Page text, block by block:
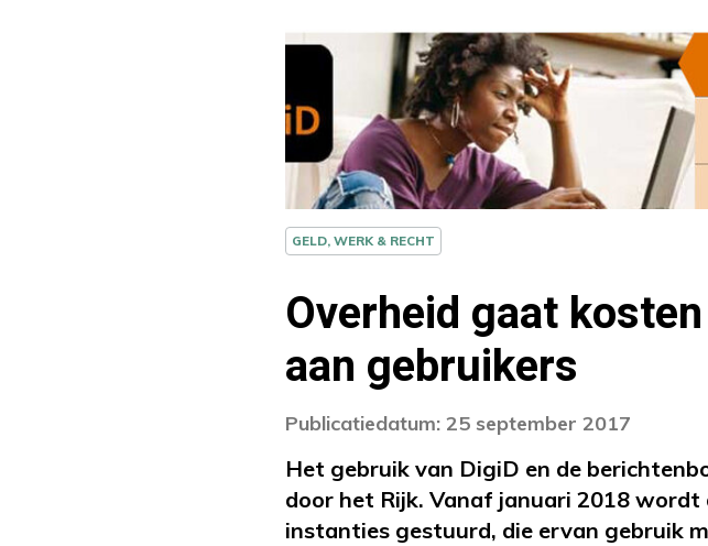
GELD, WERK & RECHT
Overheid gaat
aan gebruikers
Publicatiedatum: 25 september 2017
Het gebruik van DigiD en de
door het Rijk. Vanaf januari 2018
instanties gestuurd, die ervan gebruik